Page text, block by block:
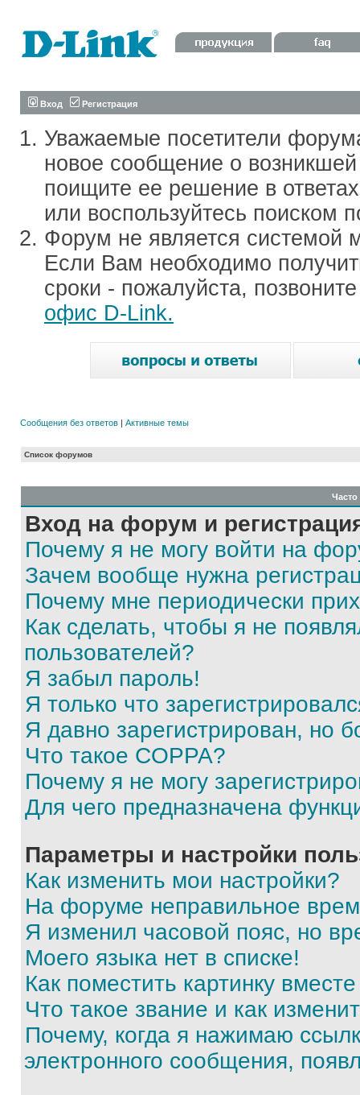
Вход Регистрация
Уважаемые посетители
новое сообщение о
поищите ее решение в
или воспользуйтесь поиском
Форум не является системой
Если Вам необходимо
сроки - пожалуйста,
офис D-Link.
Сообщения без ответов | Активные темы
Список форумов
Вход на форум и
Почему я не могу войти на
Зачем вообще нужна
Почему мне периодически
Как сделать, чтобы я не
пользователей?
Я забыл пароль!
Я только что
Я давно зарегистрирован, но
Что такое COPPA?
Почему я не могу
Для чего предназначена
Параметры и настройки
Как изменить мои настройки?
На форуме неправильное
Я изменил часовой пояс, но
Моего языка нет в списке!
Как поместить картинку
Что такое звание и как
Почему, когда я нажимаю
электронного сообщения,